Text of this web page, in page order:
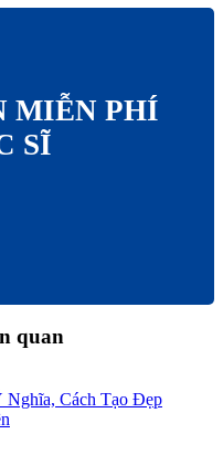
MIỄN PHÍ
SĨ
quan
Cách Tạo Đẹp